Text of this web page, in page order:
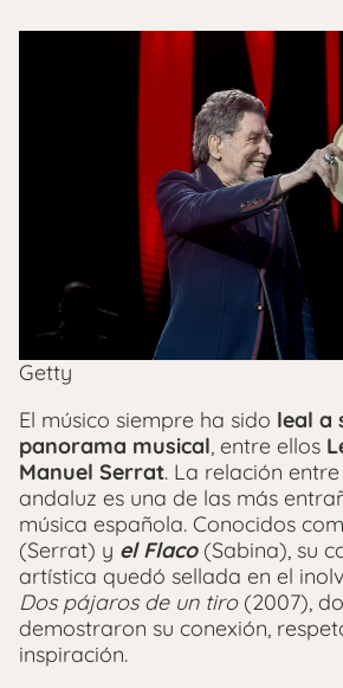
Getty
El músico siempre ha sido leal a
panorama musical , entre ellos
Manuel Serrat. La relación
andaluz es una de las más
música española. Conocidos
(Serrat) y el Flaco(Sabina), su
artística quedó sellada en el
Dos pájaros de un tiro(2007),
demostraron su conexión,
inspiración.